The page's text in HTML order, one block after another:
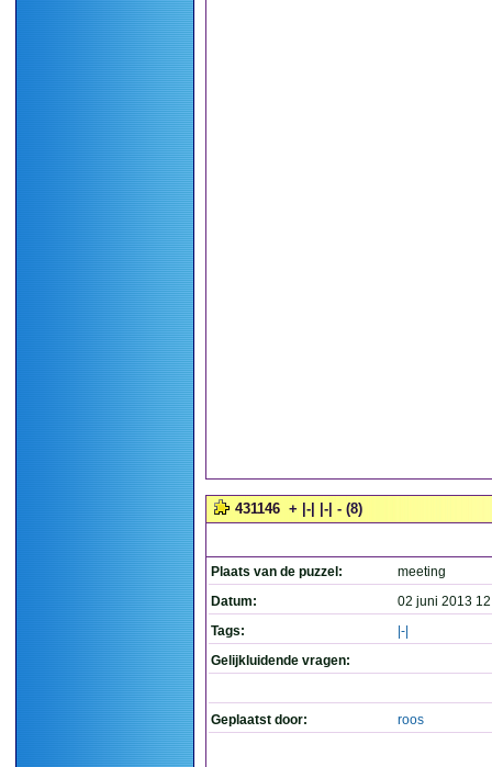
431146 + |-| |-| - (8)
Plaats van de puzzel:
meeting
Datum:
02 juni 2013
Tags:
|-|
Gelijkluidende vragen:
Geplaatst door: roos